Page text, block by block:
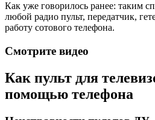
Как уже говорилось ранее: таким
любой радио пульт, передатчик,
работу сотового телефона.
Смотрите видео
Как пульт для
помощью телефона